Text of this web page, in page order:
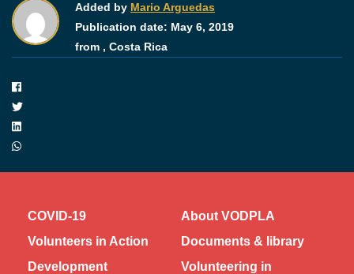
Added by Mario Arguedas
Publication date: May 6, 2019
from , Costa Rica
COVID-19
About VODPLA
Volunteers in Action
Documents & library
Development
Volunteering in